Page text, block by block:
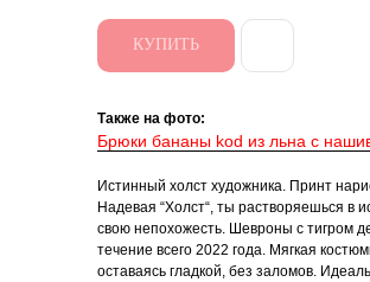
КУПИТЬ
Также на фото:
Брюки бананы kod из льна с
Истинный холст художника. Принт
Надевая “Холст“, ты растворяешься в
свою непохожесть. Шевроны с тигром
течение всего 2022 года. Мягкая
оставаясь гладкой, без заломов.